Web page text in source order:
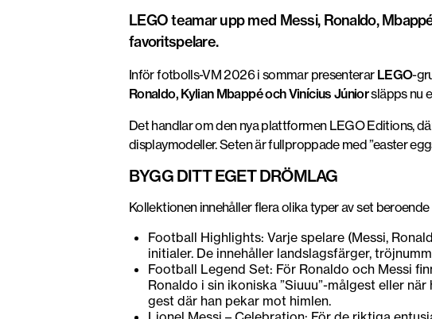
LEGO teamar upp med Messi, Ronaldo,
favoritspelare.
Inför fotbolls-VM 2026 i sommar presenterar LEGO-
Ronaldo, Kylian Mbappé och Vinícius Júniorsläpps nu
Det handlar om den nya plattformen LEGO Editions,
displaymodeller. Seten är fullproppade med ”easter
BYGG DITT EGET DRÖMLAG
Kollektionen innehåller flera olika typer av set
Football Highlights: Varje spelare (Messi,
initialer. De innehåller landslagsfärger,
Football Legend Set: För Ronaldo och Messi
Ronaldo i sin ikoniska ”Siuuu”-målgest eller
gest där han pekar mot himlen.